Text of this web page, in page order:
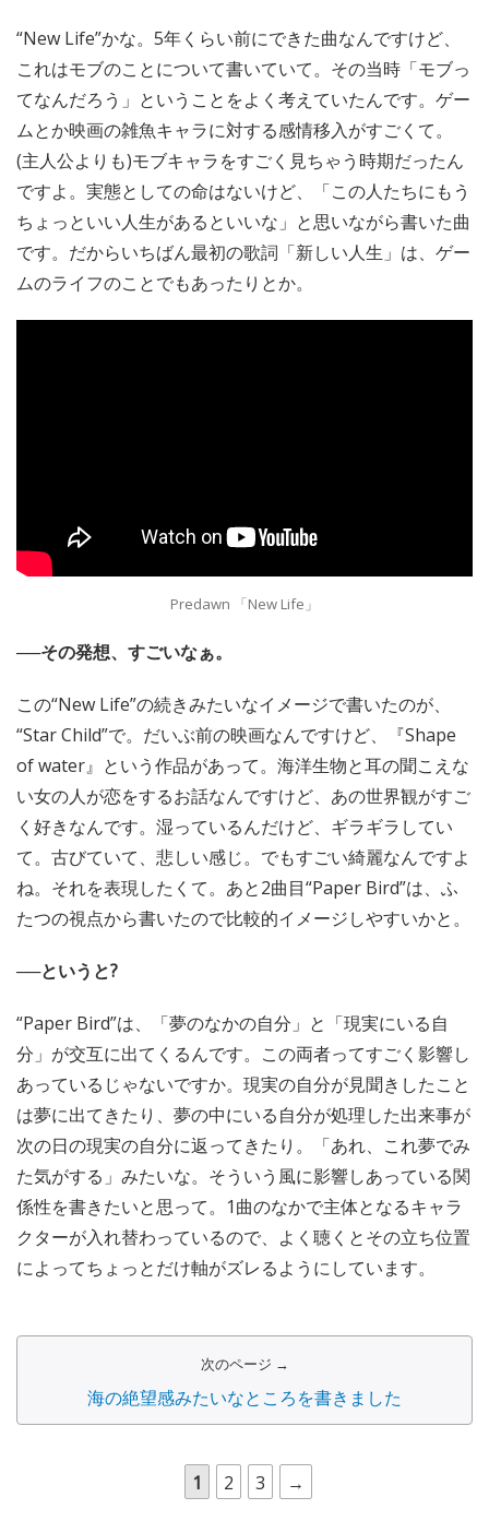
“New Life”かな。5年くらい前にできた曲なんですけど、
これはモブのことについて書いていて。その当時「モブっ
てなんだろう」ということをよく考えていたんです。ゲー
ムとか映画の雑魚キャラに対する感情移入がすごくて。
(主人公よりも)モブキャラをすごく見ちゃう時期だったん
ですよ。実態としての命はないけど、「この人たちにもう
ちょっといい人生があるといいな」と思いながら書いた曲
です。だからいちばん最初の歌詞「新しい人生」は、ゲー
ムのライフのことでもあったりとか。
Predawn 「New Life」
──その発想、すごいなぁ。
この“New Life”の続きみたいなイメージで書いたのが、
“Star Child”で。だいぶ前の映画なんですけど、『Shape
of water』という作品があって。海洋生物と耳の聞こえな
い女の人が恋をするお話なんですけど、あの世界観がすご
く好きなんです。湿っているんだけど、ギラギラしてい
て。古びていて、悲しい感じ。でもすごい綺麗なんですよ
ね。それを表現したくて。あと2曲目​​“Paper Bird”は、ふ
たつの視点から書いたので比較的イメージしやすいかと。
──というと?
​​“Paper Bird”は、「夢のなかの自分」と「現実にいる自
分」が交互に出てくるんです。この両者ってすごく影響し
あっているじゃないですか。現実の自分が見聞きしたこと
は夢に出てきたり、夢の中にいる自分が処理した出来事が
次の日の現実の自分に返ってきたり。「あれ、これ夢でみ
た気がする」みたいな。そういう風に影響しあっている関
係性を書きたいと思って。1曲のなかで主体となるキャラ
クターが入れ替わっているので、よく聴くとその立ち位置
によってちょっとだけ軸がズレるようにしています。
次のページ →
海の絶望感みたいなところを書きました
1 2 3 →